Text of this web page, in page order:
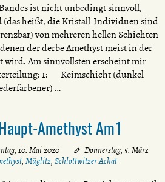
ist nicht unbedingt sinnvoll,
(das heißt, die Kristall-Individuen sind
von mehreren hellen Schichten
der derbe Amethyst meist in der
wird. Am sinnvollsten erscheint mir
1: Keimschicht (dunkel
…
Amethyst Am1
10. Mai 2020
Donnerstag, 5. März
, Müglitz, Schlottwitzer Achat